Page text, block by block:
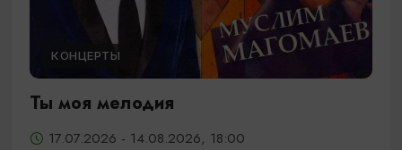
КОНЦЕРТЫ
Ты моя мелодия
17.07.2026 - 14.08.2026, 18:00